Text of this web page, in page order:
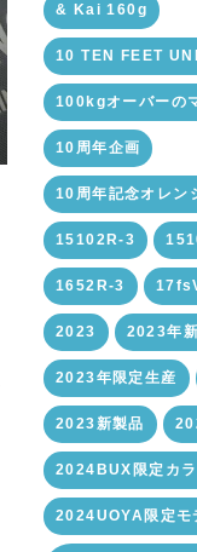
& Kai 160g
10 TEN FEET
100kgオーバーの
10周年企画
10周年記念オレン
15102R-3
1652R-3
2023 2023年
2023年限定生産
2023新製品
2024BUX限定カ
2024UOYA限定モ